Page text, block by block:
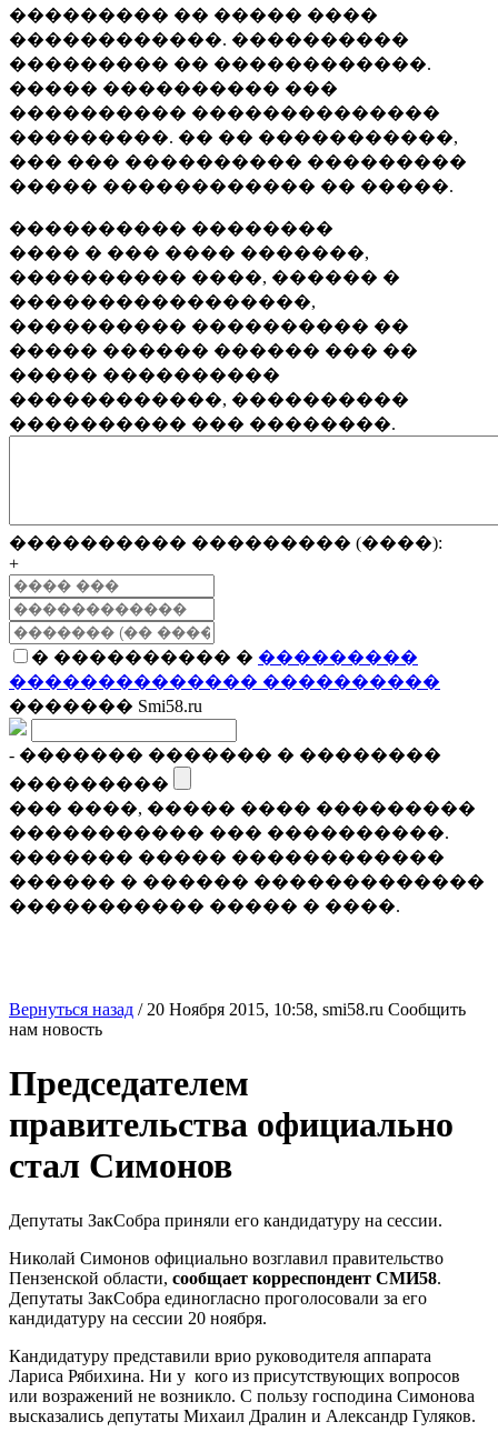
��������� �� ����� ����
������������. ����������
��������� �� ������������.
����� ���������� ���
���������� ��������������
���������. �� �� �����������,
��� ��� ���������� ���������
����� ������������ �� �����.
���������� ��������
���� � ��� ���� �������,
���������� ����, ������ �
�����������������,
���������� ���������� ��
����� ������ ������ ��� ��
����� ����������
������������, ����������
���������� ��� ��������.
���������� ��������� (����):
+
� ���������� � ���������
�������������� ����������
������� Smi58.ru
- ������� ������� � ��������
���������
��� ����, ����� ���� ���������
����������� ��� ����������.
������� ����� ������������
������ � ������ �������������
����������� ����� � ����.
Вернуться назад / 20 Ноября 2015, 10:58, smi58.ru Сообщить
нам новость
Председателем
правительства официально
стал Симонов
Депутаты ЗакСобра приняли его кандидатуру на сессии.
Николай Симонов официально возглавил правительство
Пензенской области, сообщает корреспондент СМИ58.
Депутаты ЗакСобра единогласно проголосовали за его
кандидатуру на сессии 20 ноября.
Кандидатуру представили врио руководителя аппарата
Лариса Рябихина. Ни у кого из присутствующих вопросов
или возражений не возникло. С пользу господина Симонова
высказались депутаты Михаил Дралин и Александр Гуляков.